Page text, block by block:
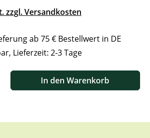
zzgl. Versandkosten
ab 75 € Bestellwert in DE
Lieferzeit: 2-3 Tage
den gewünschten Wert ein oder benutze
In den Warenkorb